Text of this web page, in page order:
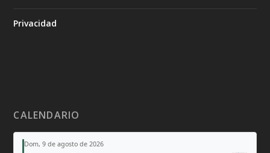
Privacidad
CALENDARIO
Dom, 9 de agosto de 2026